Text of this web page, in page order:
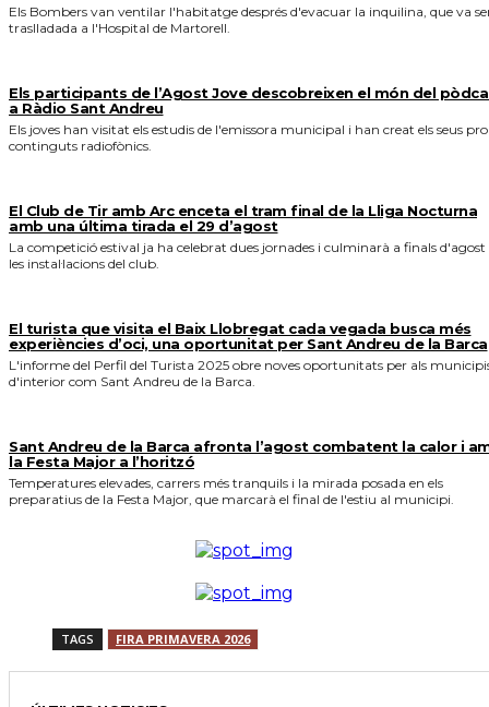
Els Bombers van ventilar l'habitatge després d'evacuar la inquilina, que va
traslladada a l'Hospital de Martorell.
Els participants de l’Agost Jove descobreixen el món del
a Ràdio Sant Andreu
Els joves han visitat els estudis de l'emissora municipal i han creat els seus
continguts radiofònics.
El Club de Tir amb Arc enceta el tram final de la Lliga Nocturna
amb una última tirada el 29 d’agost
La competició estival ja ha celebrat dues jornades i culminarà a finals d'agost
les instal·lacions del club.
El turista que visita el Baix Llobregat cada vegada busca més
experiències d’oci, una oportunitat per Sant Andreu de la Barca
L'informe del Perfil del Turista 2025 obre noves oportunitats per als
d'interior com Sant Andreu de la Barca.
Sant Andreu de la Barca afronta l’agost combatent la calor i
la Festa Major a l’horitzó
Temperatures elevades, carrers més tranquils i la mirada posada en els
preparatius de la Festa Major, que marcarà el final de l'estiu al municipi.
TAGS FIRA PRIMAVERA 2026